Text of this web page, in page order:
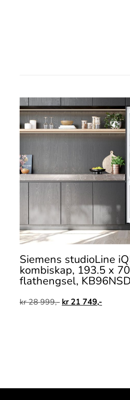
Siemens studioLine
kombiskap, 193.5 x
flathengsel,
kr28 999,- kr21 749,-